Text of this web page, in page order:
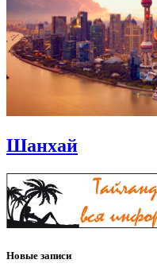
Шанхай
Новые записи